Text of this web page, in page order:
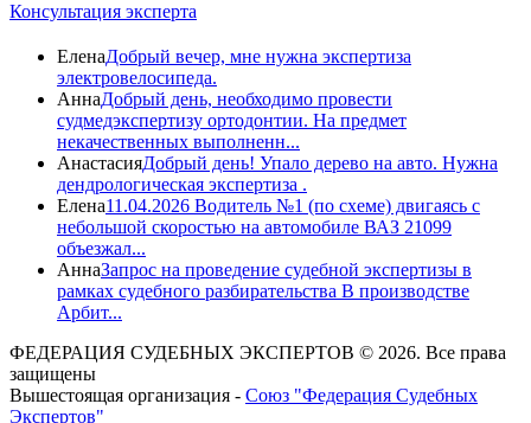
Консультация эксперта
ЕленаДобрый вечер, мне нужна экспертиза
электровелосипеда.
АннаДобрый день, необходимо провести
судмедэкспертизу ортодонтии. На предмет
некачественных выполненн...
АнастасияДобрый день! Упало дерево на авто. Нужна
дендрологическая экспертиза .
Елена11.04.2026 Водитель №1 (по схеме) двигаясь с
небольшой скоростью на автомобиле ВАЗ 21099
объезжал...
АннаЗапрос на проведение судебной экспертизы в
рамках судебного разбирательства В производстве
Арбит...
ФЕДЕРАЦИЯ СУДЕБНЫХ ЭКСПЕРТОВ © 2026. Все права
защищены
Вышестоящая организация - Союз "Федерация Судебных
Экспертов"